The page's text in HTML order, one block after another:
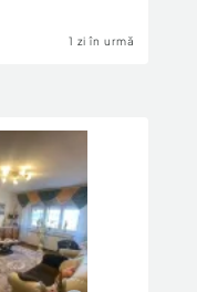
1 zi în urmă